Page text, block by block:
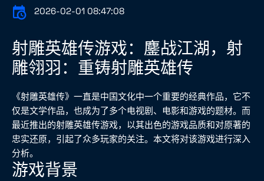
2026-02-01 08:47:08
射雕英雄传游戏：鏖战江湖，射
雕翎羽：重铸射雕英雄传
《射雕英雄传》一直是中国文化中一个重要的经典作品，它不
仅是文学作品，也成为了多个电视剧、电影和游戏的题材。而
最近推出的射雕英雄传游戏，以其出色的游戏品质和对原著的
忠实还原，引起了众多玩家的关注。本文将对该游戏进行深入
分析。
游戏背景